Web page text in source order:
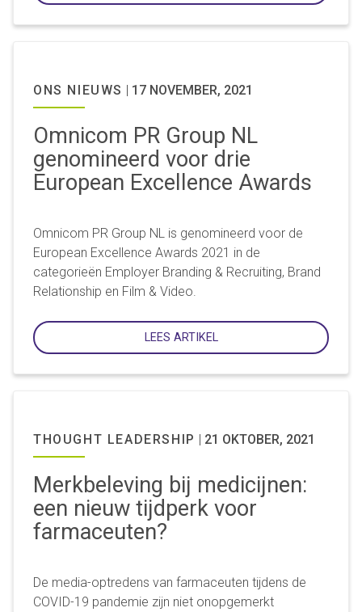
ONS NIEUWS | 17 NOVEMBER, 2021
Omnicom PR Group NL
genomineerd voor drie
European Excellence Awards
Omnicom PR Group NL is genomineerd voor de
European Excellence Awards 2021 in de
categorieën Employer Branding & Recruiting, Brand
Relationship en Film & Video.
LEES ARTIKEL
THOUGHT LEADERSHIP | 21 OKTOBER, 2021
Merkbeleving bij medicijnen:
een nieuw tijdperk voor
farmaceuten?
De media-optredens van farmaceuten tijdens de
COVID-19 pandemie zijn niet onopgemerkt